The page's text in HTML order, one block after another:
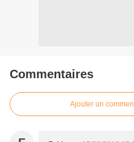
Commentaires
Ajouter un